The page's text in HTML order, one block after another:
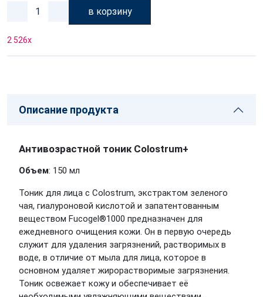
в корзину
2 526x
Описание продукта
Антивозрастной тоник Colostrum+
Объем: 150 мл
Тоник для лица с Colostrum, экстрактом зеленого
чая, гиалуроновой кислотой и запатентованным
веществом Fucogel®1000 предназначен для
ежедневного очищения кожи. Он в первую очередь
служит для удаления загрязнений, растворимых в
воде, в отличие от мыла для лица, которое в
основном удаляет жирорастворимые загрязнения.
Тоник освежает кожу и обеспечивает её